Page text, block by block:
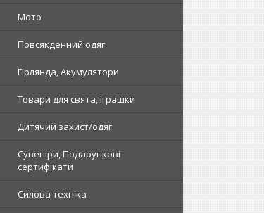
Мото
Повсякденний одяг
Гірлянда, Акумулятори
Товари для свята, іграшки
Дитячий захист/одяг
Сувеніри, Подарункові
сертифікати
Силова техніка